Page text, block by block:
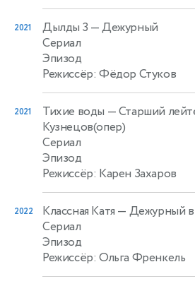
2021 Дылды 3 — Дежурный
Сериал
Эпизод
Режиссёр: Фёдор Стуков
2021 Тихие воды — Старший
Кузнецов(опер)
Сериал
Эпизод
Режиссёр: Карен Захаров
2022 Классная Катя — Дежурный в
Сериал
Эпизод
Режиссёр: Ольга Френкель